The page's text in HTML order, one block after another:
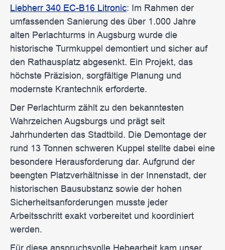
Liebherr 340 EC-B16 Litronic: Im Rahmen der
umfassenden Sanierung des über 1.000 Jahre
alten Perlachturms in Augsburg wurde die
historische Turmkuppel demontiert und sicher auf
den Rathausplatz abgesenkt. Ein Projekt, das
höchste Präzision, sorgfältige Planung und
modernste Krantechnik erforderte.
Der Perlachturm zählt zu den bekanntesten
Wahrzeichen Augsburgs und prägt seit
Jahrhunderten das Stadtbild. Die Demontage der
rund 13 Tonnen schweren Kuppel stellte dabei eine
besondere Herausforderung dar. Aufgrund der
beengten Platzverhältnisse in der Innenstadt, der
historischen Bausubstanz sowie der hohen
Sicherheitsanforderungen musste jeder
Arbeitsschritt exakt vorbereitet und koordiniert
werden.
Für diese anspruchsvolle Hebearbeit kam unser